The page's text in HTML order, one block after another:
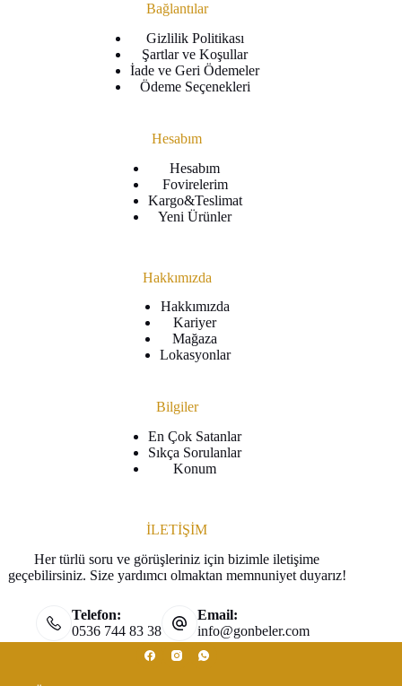
Bağlantılar
Gizlilik Politikası
Şartlar ve Koşullar
İade ve Geri Ödemeler
Ödeme Seçenekleri
Hesabım
Hesabım
Fovirelerim
Kargo&Teslimat
Yeni Ürünler
Hakkımızda
Hakkımızda
Kariyer
Mağaza
Lokasyonlar
Bilgiler
En Çok Satanlar
Sıkça Sorulanlar
Konum
İLETİŞİM
Her türlü soru ve görüşleriniz için bizimle iletişime
geçebilirsiniz. Size yardımcı olmaktan memnuniyet duyarız!
Telefon:
0536 744 83 38
Email:
info@gonbeler.com